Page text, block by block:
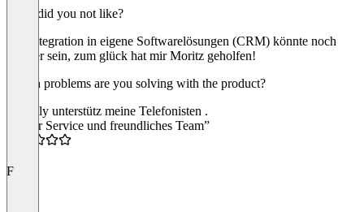
What did you not like?
Die Integration in eigene Softwarelösungen (CRM) könnte noch
leichter sein, zum glück hat mir Moritz geholfen!
Which problems are you solving with the product?
Fluently unterstütz meine Telefonisten .
“Toller Service und freundliches Team”
F